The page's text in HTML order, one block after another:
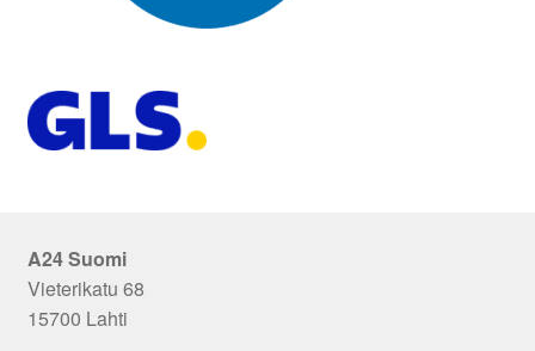
A24 Suomi
Vieterikatu 68
15700 Lahti